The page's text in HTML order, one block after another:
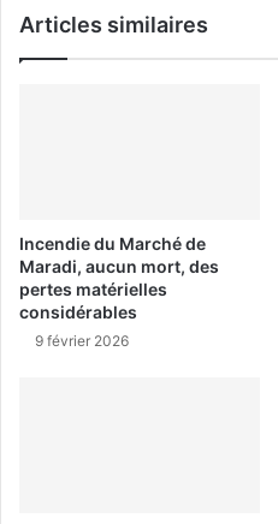
Articles similaires
Incendie du Marché de
Maradi, aucun mort, des
pertes matérielles
considérables
9 février 2026